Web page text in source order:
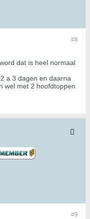
#8
dat is heel normaal
a 3 dagen en daarna
wel met 2 hoofdtoppen
#9